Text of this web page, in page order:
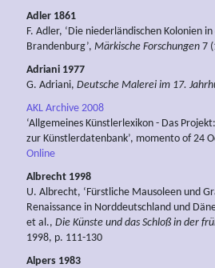
Adler 1861
F. Adler, ‘Die niederländischen Kolonien
Brandenburg’, Märkische Forschungen 7
Adriani 1977
G. Adriani, Deutsche Malerei im 17.
AKL Archive 2008
‘Allgemeines Künstlerlexikon - Das
zur Künstlerdatenbank’, momento of 24
Online
Albrecht 1998
U. Albrecht, ‘Fürstliche Mausoleen und
Renaissance in Norddeutschland und
et al., Die Künste und das Schloß in der
1998, p. 111-130
Alpers 1983